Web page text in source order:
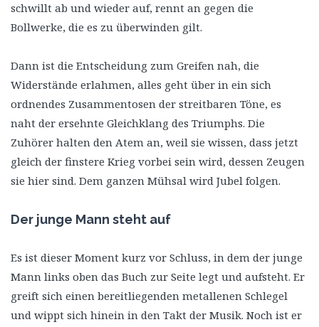
schwillt ab und wieder auf, rennt an gegen die
Bollwerke, die es zu überwinden gilt.
Dann ist die Entscheidung zum Greifen nah, die
Widerstände erlahmen, alles geht über in ein sich
ordnendes Zusammentosen der streitbaren Töne, es
naht der ersehnte Gleichklang des Triumphs. Die
Zuhörer halten den Atem an, weil sie wissen, dass jetzt
gleich der finstere Krieg vorbei sein wird, dessen Zeugen
sie hier sind. Dem ganzen Mühsal wird Jubel folgen.
Der junge Mann steht auf
Es ist dieser Moment kurz vor Schluss, in dem der junge
Mann links oben das Buch zur Seite legt und aufsteht. Er
greift sich einen bereitliegenden metallenen Schlegel
und wippt sich hinein in den Takt der Musik. Noch ist er